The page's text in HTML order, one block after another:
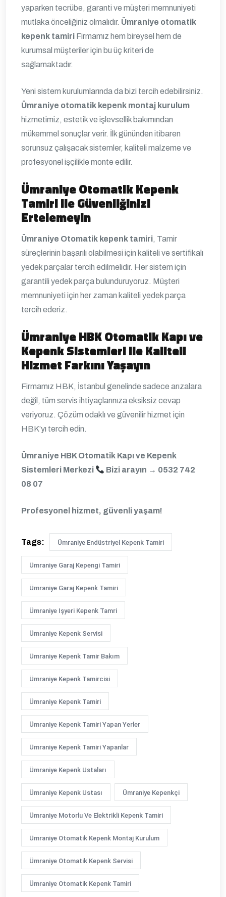
yaparken tecrübe, garanti ve müşteri memnuniyeti
mutlaka önceliğiniz olmalıdır. Ümraniye otomatik
kepenk tamiri Firmamız hem bireysel hem de
kurumsal müşteriler için bu üç kriteri de
sağlamaktadır.
Yeni sistem kurulumlarında da bizi tercih edebilirsiniz.
Ümraniye otomatik kepenk montaj kurulum
hizmetimiz, estetik ve işlevsellik bakımından
mükemmel sonuçlar verir. İlk gününden itibaren
sorunsuz çalışacak sistemler, kaliteli malzeme ve
profesyonel işçilikle monte edilir.
Ümraniye Otomatik Kepenk
Tamiri ile Güvenliğinizi
Ertelemeyin
Ümraniye Otomatik kepenk tamiri, Tamir
süreçlerinin başarılı olabilmesi için kaliteli ve sertifikalı
yedek parçalar tercih edilmelidir. Her sistem için
garantili yedek parça bulunduruyoruz. Müşteri
memnuniyeti için her zaman kaliteli yedek parça
tercih ederiz.
Ümraniye HBK Otomatik Kapı ve
Kepenk Sistemleri ile Kaliteli
Hizmet Farkını Yaşayın
Firmamız HBK, İstanbul genelinde sadece arızalara
değil, tüm servis ihtiyaçlarınıza eksiksiz cevap
veriyoruz. Çözüm odaklı ve güvenilir hizmet için
HBK’yı tercih edin.
Ümraniye HBK Otomatik Kapı ve Kepenk
Sistemleri Merkezi
Bizi arayın → 0532 742
08 07
Profesyonel hizmet, güvenli yaşam!
Tags: Ümraniye Endüstriyel Kepenk Tamiri
Ümraniye Garaj Kepengi Tamiri
Ümraniye Garaj Kepenk Tamiri
Ümraniye Işyeri Kepenk Tamri
Ümraniye Kepenk Servisi
Ümraniye Kepenk Tamir Bakım
Ümraniye Kepenk Tamircisi
Ümraniye Kepenk Tamiri
Ümraniye Kepenk Tamiri Yapan Yerler
Ümraniye Kepenk Tamiri Yapanlar
Ümraniye Kepenk Ustaları
Ümraniye Kepenk Ustası Ümraniye Kepenkçi
Ümraniye Motorlu Ve Elektrikli Kepenk Tamiri
Ümraniye Otomatik Kepenk Montaj Kurulum
Ümraniye Otomatik Kepenk Servisi
Ümraniye Otomatik Kepenk Tamiri